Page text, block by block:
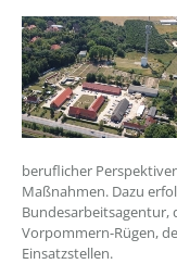
???
beruflicher
Maßnahmen. Dazu
Bundesarbeitsagentur,
Vorpommern-Rügen,
Einsatzstellen.